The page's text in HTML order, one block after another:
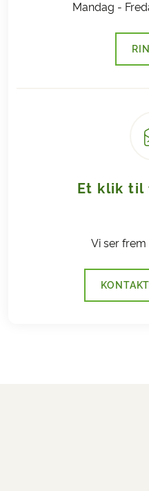
Mandag -
Et klik
Vi ser frem